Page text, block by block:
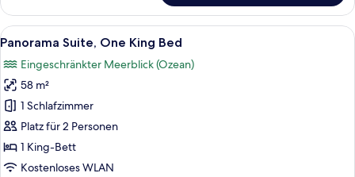
Blanca
Suite,
One
Bed
Alle
Fotos
für
Panorama
Suite,
One
King
Bed
Ein Balkon mit einer Hängematte,
6
Panorama Suite, One King Bed
Eingeschränkter Meerblick (Ozean)
58 m²
1 Schlafzimmer
Platz für 2 Personen
1 King-Bett
Kostenloses WLAN